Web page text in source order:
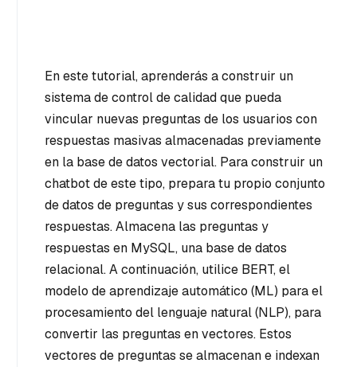
En este tutorial, aprenderás a construir un
sistema de control de calidad que pueda
vincular nuevas preguntas de los usuarios con
respuestas masivas almacenadas previamente
en la base de datos vectorial. Para construir un
chatbot de este tipo, prepara tu propio conjunto
de datos de preguntas y sus correspondientes
respuestas. Almacena las preguntas y
respuestas en MySQL, una base de datos
relacional. A continuación, utilice BERT, el
modelo de aprendizaje automático (ML) para el
procesamiento del lenguaje natural (NLP), para
convertir las preguntas en vectores. Estos
vectores de preguntas se almacenan e indexan